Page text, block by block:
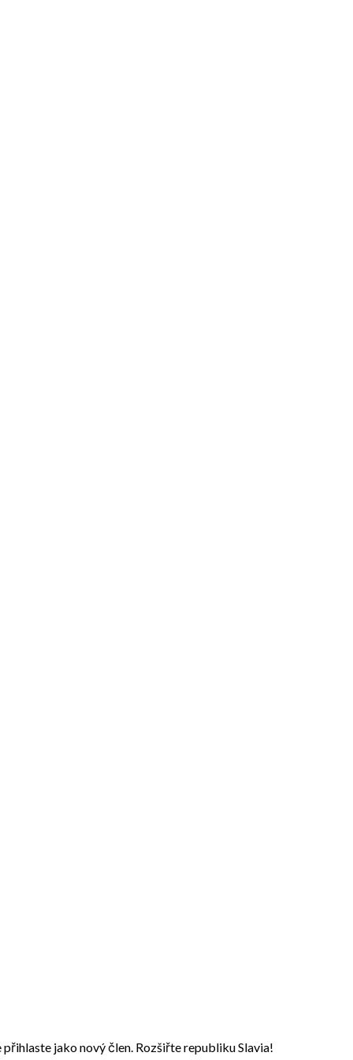
jako nový člen. Rozšiřte republiku Slavia!